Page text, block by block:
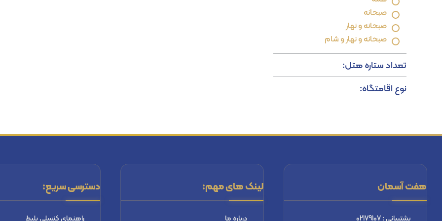
صبحانه
صبحانه و نهار
صبحانه و نهار و شام
تعداد ستاره هتل:
نوع اقامتگاه:
هفت آسمان
پشتیبانی : 02179107
لینک های مهم:
درباره ما
دسترسی سریع:
راهنماي كنسلي بليط